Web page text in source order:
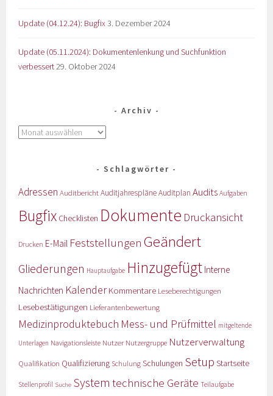
Update (04.12.24): Bugfix 3. Dezember 2024
Update (05.11.2024): Dokumentenlenkung und Suchfunktion
verbessert29. Oktober 2024
Archiv
Schlagwörter
Adressen AuditberichtAuditjahrespläneAuditplan Audits Aufgaben
Bugfix Checklisten Dokumente Druckansicht
Drucken E-Mail Feststellungen Geändert
Gliederungen Hauptaufgabe Hinzugefügt Interne
Nachrichten KalenderKommentare Leseberechtigungen
Lesebestätigungen Lieferantenbewertung
Medizinproduktebuch Mess- und Prüfmittel mitgeltende
Unterlagen Navigationsleiste Nutzer Nutzergruppe Nutzerverwaltung
Qualifikation Qualifizierung Schulung Schulungen Setup Startseite
Stellenprofil Suche System technische Geräte Teilaufgabe